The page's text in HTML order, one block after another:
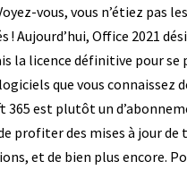
vous, vous n’étiez pas
! Aujourd’hui, Office 2021
la licence définitive pour se
que vous connaissez
365 est plutôt un
profiter des mises à jour de
et de bien plus encore.